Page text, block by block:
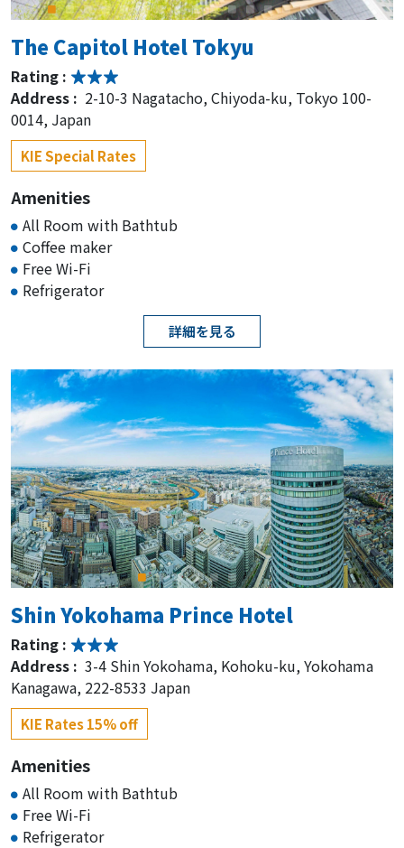
The Capitol Hotel Tokyu
Rating :
Address : 2-10-3 Nagatacho, Chiyoda-ku, Tokyo 100-
0014, Japan
KIE Special Rates
Amenities
All Room with Bathtub
Coffee maker
Free Wi-Fi
Refrigerator
詳細を見る
Shin Yokohama Prince Hotel
Rating :
Address : 3-4 Shin Yokohama, Kohoku-ku, Yokohama
Kanagawa, 222-8533 Japan
KIE Rates 15% off
Amenities
All Room with Bathtub
Free Wi-Fi
Refrigerator